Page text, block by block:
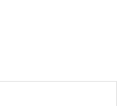
3 4
5
développez